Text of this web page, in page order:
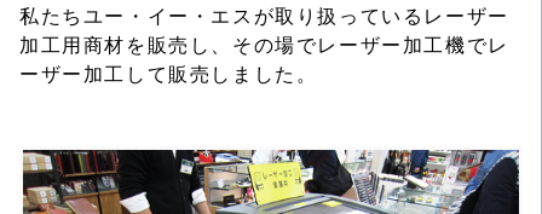
私たちユー・イー・エスが取り扱っているレーザー
加工用商材を販売し、その場でレーザー加工機でレ
ーザー加工して販売しました。